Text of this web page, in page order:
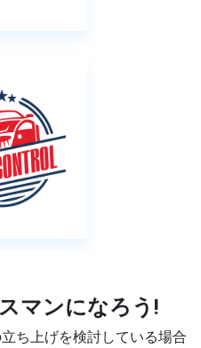
マンになろう!
ち上げを検討している場合